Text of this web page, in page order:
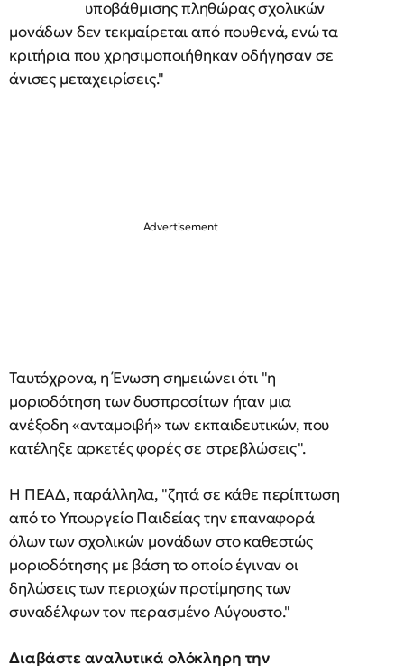
υποβάθμισης πληθώρας σχολικών
μονάδων δεν τεκμαίρεται από πουθενά, ενώ τα
κριτήρια που χρησιμοποιήθηκαν οδήγησαν σε
άνισες μεταχειρίσεις."
Ταυτόχρονα, η Ένωση σημειώνει ότι "η
μοριοδότηση των δυσπροσίτων ήταν μια
ανέξοδη «ανταμοιβή» των εκπαιδευτικών, που
κατέληξε αρκετές φορές σε στρεβλώσεις".
Η ΠΕΑΔ, παράλληλα, "ζητά σε κάθε περίπτωση
από το Υπουργείο Παιδείας την επαναφορά
όλων των σχολικών μονάδων στο καθεστώς
μοριοδότησης με βάση το οποίο έγιναν οι
δηλώσεις των περιοχών προτίμησης των
συναδέλφων τον περασμένο Αύγουστο."
Διαβάστε αναλυτικά ολόκληρη την